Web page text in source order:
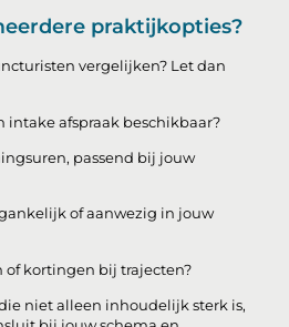
praktijkopties?
vergelijken? Let dan
intake afspraak beschikbaar?
passend bij jouw
of aanwezig in jouw
of kortingen bij trajecten?
niet alleen inhoudelijk sterk is,